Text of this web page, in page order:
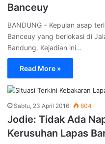
Banceuy
BANDUNG – Kepulan asap
Banceuy yang berlokasi di
Bandung. Kejadian ini…
Read More »
Sabtu, 23 April 2016 604
Jodie: Tidak Ada
Kerusuhan Lapas